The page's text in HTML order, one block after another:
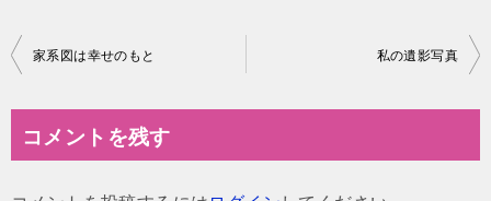
投
ビ
家系図は幸せのもと 私の遺影写真
コメントを残す